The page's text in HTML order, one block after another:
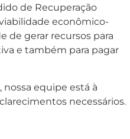
de Recuperação
econômico-
de gerar recursos para
e também para pagar
equipe está à
necessários.